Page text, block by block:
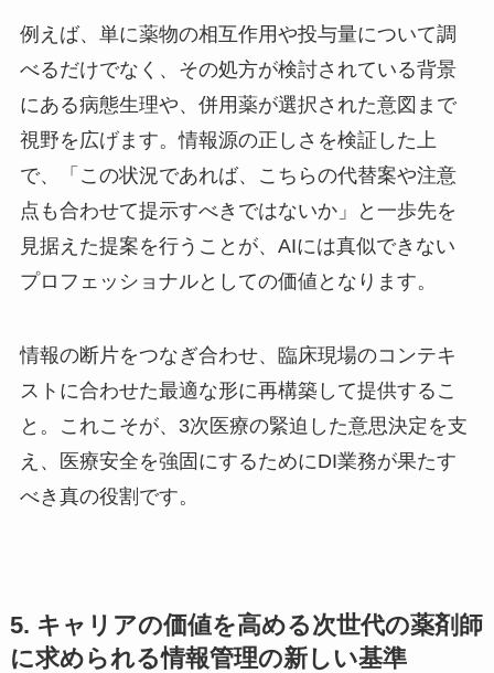
例えば、単に薬物の相互作用や投与量について調
べるだけでなく、その処方が検討されている背景
にある病態生理や、併用薬が選択された意図まで
視野を広げます。情報源の正しさを検証した上
で、「この状況であれば、こちらの代替案や注意
点も合わせて提示すべきではないか」と一歩先を
見据えた提案を行うことが、AIには真似できない
プロフェッショナルとしての価値となります。
情報の断片をつなぎ合わせ、臨床現場のコンテキ
ストに合わせた最適な形に再構築して提供するこ
と。これこそが、3次医療の緊迫した意思決定を支
え、医療安全を強固にするためにDI業務が果たす
べき真の役割です。
5. キャリアの価値を高める次世代の薬剤師
に求められる情報管理の新しい基準